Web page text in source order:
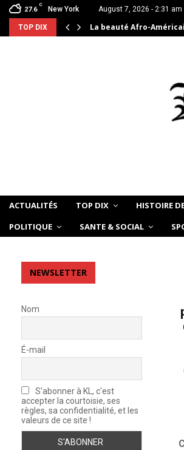
27.6
C
New York August 7, 2026 - 2:31 am
TOP DIX La beauté Afro-
ACTUALITÉS TOP DIX HISTOIRE
POLITIQUE
SANTE & SOCIAL
NEWSLETTER
Nom
É-mail
S'abonner à KL, c'est
accepter la courtoisie, ses
règles, sa confidentialité, et les
valeurs de ce site !